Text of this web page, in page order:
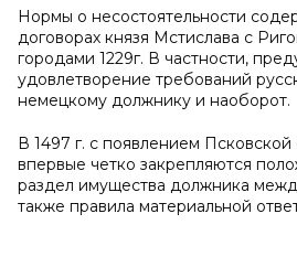
Нормы о несостоятельности
договорах князя Мстислава с
городами 1229г. В частности,
удовлетворение требований
немецкому должнику и наоборот.
В 1497 г. с появлением
впервые четко закрепляются
раздел имущества должника
также правила материальной